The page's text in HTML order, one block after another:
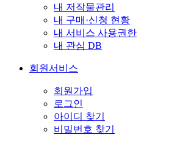
내 저작물관리
내 구매·신청 현황
내 서비스 사용권한
내 관심 DB
회원서비스
회원가입
로그인
아이디 찾기
비밀번호 찾기